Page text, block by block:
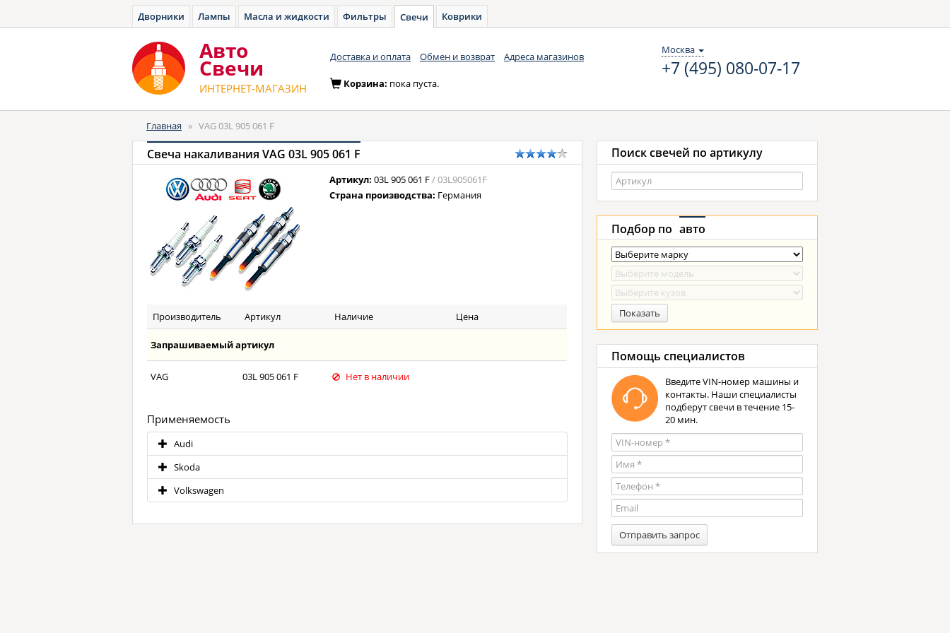
Дворники Лампы Масла и жидкости Фильтры Свечи Коврики
Авто
Cвечи
ИНТЕРНЕТ-МАГАЗИН
Доставка и оплата Обмен и возврат Адреса магазинов
Москва
+7 (495) 080-07-17
Корзина: пока пуста.
Главная » VAG 03L 905 061 F
Свеча накаливания VAG 03L 905 061 F
Артикул: 03L 905 061 F/ 03L905061F
Страна производства: Германия
Производитель Артикул Наличие Цена
Запрашиваемый артикул
VAG 03L 905 061 F Нет в наличии
Применяемость
Audi
Skoda
Volkswagen
Поиск свечей по артикулу
Подбор по авто
Показать
Помощь специалистов
Введите VIN-номер машины и
контакты. Наши специалисты
подберут свечи в течение 15-
20 мин.
Отправить запрос